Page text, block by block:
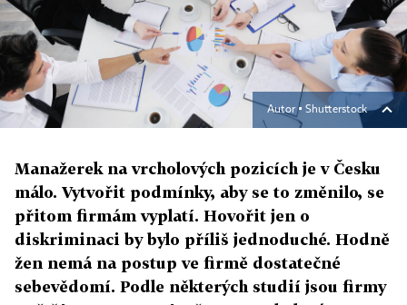
Autor ▪ Shutterstock
Manažerek na vrcholových pozicích je v Česku
málo. Vytvořit podmínky, aby se to změnilo, se
přitom firmám vyplatí. Hovořit jen o
diskriminaci by bylo příliš jednoduché. Hodně
žen nemá na postup ve firmě dostatečné
sebevědomí. Podle některých studií jsou firmy